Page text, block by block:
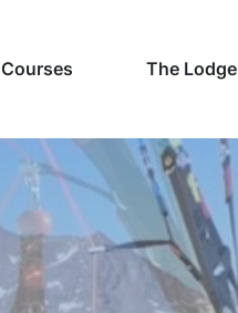
Courses The Lodge